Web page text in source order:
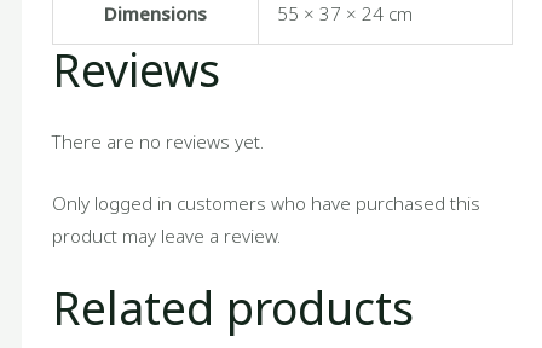
Dimensions 55 × 37 × 24 cm
Reviews
There are no reviews yet.
Only logged in customers who have purchased this
product may leave a review.
Related products